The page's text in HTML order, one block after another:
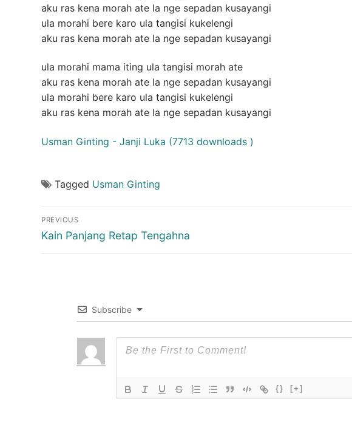
aku ras kena morah ate la nge sepadan kusayangi
ula morahi bere karo ula tangisi kukelengi
aku ras kena morah ate la nge sepadan kusayangi
ula morahi mama iting ula tangisi morah ate
aku ras kena morah ate la nge sepadan kusayangi
ula morahi bere karo ula tangisi kukelengi
aku ras kena morah ate la nge sepadan kusayangi
Usman Ginting - Janji Luka (7713 downloads )
Tagged Usman Ginting
Post
navigation
PREVIOUS
Previous
Kain Panjang Retap Tengahna
Subscribe
{} [+]